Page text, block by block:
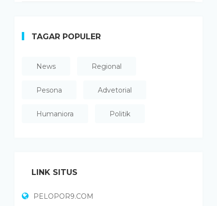
TAGAR POPULER
News Regional
Pesona Advetorial
Humaniora Politik
LINK SITUS
PELOPOR9.COM